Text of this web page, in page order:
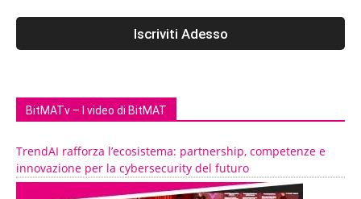
BitMATv – I video di BitMAT
TrendAI rafforza l’ecosistema: partnership, competenze e
innovazione per la cybersecurity del futuro